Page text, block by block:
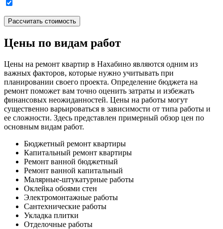
Цены по видам работ
Цены на ремонт квартир в Нахабино являются одним из
важных факторов, которые нужно учитывать при
планировании своего проекта. Определение бюджета на
ремонт поможет вам точно оценить затраты и избежать
финансовых неожиданностей. Цены на работы могут
существенно варьироваться в зависимости от типа работы и
ее сложности. Здесь представлен примерный обзор цен по
основным видам работ.
Бюджетный ремонт квартиры
Капитальный ремонт квартиры
Ремонт ванной бюджетный
Ремонт ванной капитальный
Малярные-штукатурные работы
Оклейка обоями стен
Электромонтажные работы
Сантехнические работы
Укладка плитки
Отделочные работы